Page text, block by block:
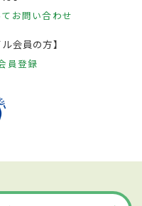
お問い合わせ
会員の方】
員登録